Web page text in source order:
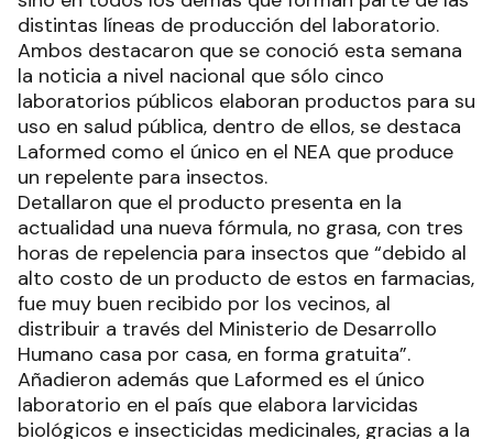
distintas líneas de producción del laboratorio.
Ambos destacaron que se conoció esta semana
la noticia a nivel nacional que sólo cinco
laboratorios públicos elaboran productos para su
uso en salud pública, dentro de ellos, se destaca
Laformed como el único en el NEA que produce
un repelente para insectos.
Detallaron que el producto presenta en la
actualidad una nueva fórmula, no grasa, con tres
horas de repelencia para insectos que “debido al
alto costo de un producto de estos en farmacias,
fue muy buen recibido por los vecinos, al
distribuir a través del Ministerio de Desarrollo
Humano casa por casa, en forma gratuita”.
Añadieron además que Laformed es el único
laboratorio en el país que elabora larvicidas
biológicos e insecticidas medicinales, gracias a la